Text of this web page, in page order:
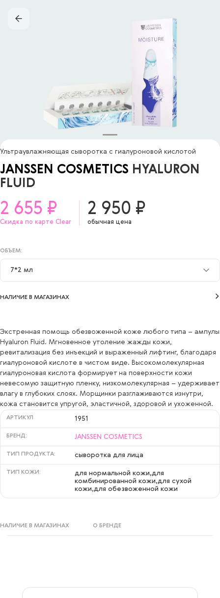
Ультраувлажняющая сыворотка с гиалуроновой кислотой
JANSSEN COSMETICS HYALURON
FLUID
ОБЪЕМ:
7*2 мл
7*2 мл
2 655 ₽
Скидка по карте Clear
2 950 ₽
обычная цена
НАЛИЧИЕ В МАГАЗИНАХ
Экстренная помощь обезвоженной коже любого типа – ампулы
Hyaluron Fluid. Мгновенное утоление жажды кожи,
ревитализация без инъекций и выраженный лифтинг, благодаря
гиалуроновой кислоте в чистом виде. Высокомолекулярная
гиалуроновая кислота формирует на поверхности кожи
невесомую защитную пленку, низкомолекулярная – удерживает
влагу в глубоких слоях. Морщинки разглаживаются изнутри,
кожа становится упругой, эластичной, здоровой и ухоженной.
АРТИКУЛ 1951
БРЕНД: JANSSEN COSMETICS
ТИП ПРОДУКТА: сыворотка для лица
ТИП КОЖИ:
для нормальной кожи,для
комбинированной кожи,для сухой
кожи,для обезвоженной кожи
НАЛИЧИЕ В МАГАЗИНАХ О БРЕНДЕ